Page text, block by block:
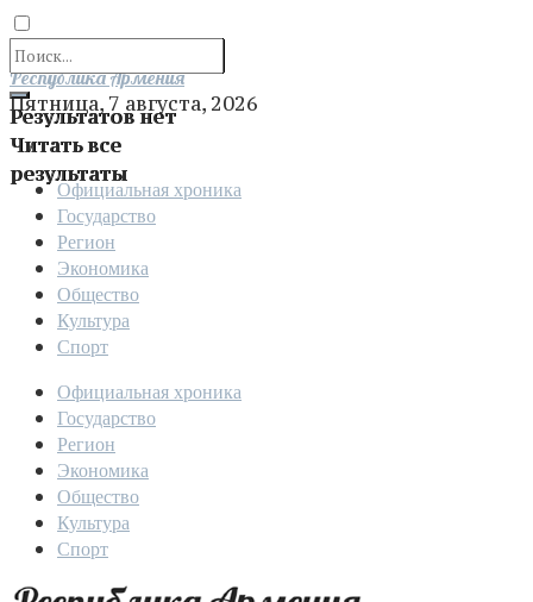
Результатов нет
Читать все
результаты
Отправить
Республика Армения
Пятница, 7 августа, 2026
Официальная хроника
Государство
Регион
Экономика
Общество
Культура
Спорт
Официальная хроника
Государство
Регион
Экономика
Общество
Культура
Спорт